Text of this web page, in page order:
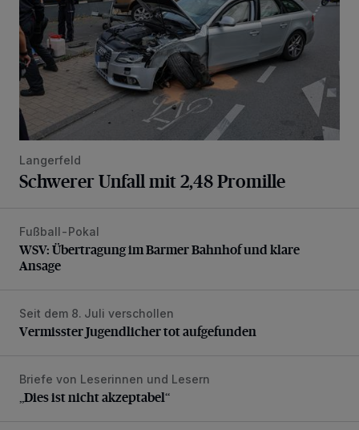
Langerfeld
Schwerer Unfall mit 2,48 Promille
WSV: Übertragung im Barmer Bahnhof und klare Ansage
Fußball-Pokal
WSV: Übertragung im Barmer Bahnhof und klare
Ansage
Vermisster Jugendlicher tot aufgefunden
Seit dem 8. Juli verschollen
Vermisster Jugendlicher tot aufgefunden
„Dies ist nicht akzeptabel“
Briefe von Leserinnen und Lesern
„Dies ist nicht akzeptabel“